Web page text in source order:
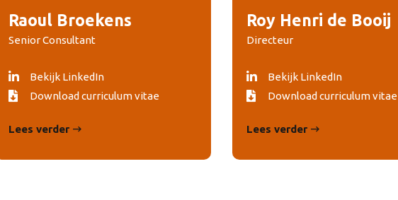
Raoul Broekens
Senior Consultant
Bekijk LinkedIn
Download curriculum vitae
Lees verder
Roy Henri de Booij
Directeur
Bekijk LinkedIn
Download curriculum vitae
Lees verder